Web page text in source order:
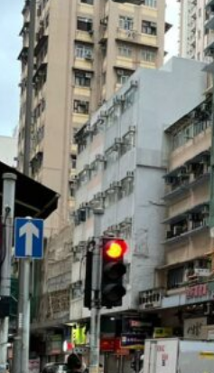
[ 2026-06-08 ]
[ 2026-05-28 ]
世紀一跣
交通
[ 2026-05-28 ]
尾
交通評論
[ 2026-05-27 ]
[ 2026-05-24 ]
你！
交通評論
[ 2026-07-14 ]